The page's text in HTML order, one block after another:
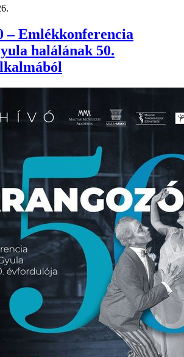
– Emlékkonferencia
halálának 50.